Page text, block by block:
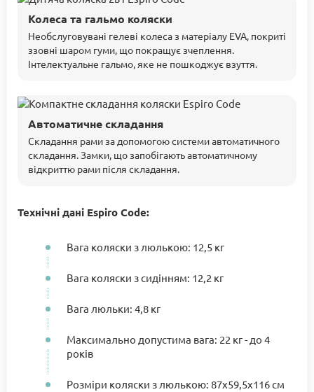
Колеса та гальмо коляски
Необслуговувані гелеві колеса з матеріалу EVA, покриті
ззовні шаром гуми, що покращує зчеплення.
Інтелектуальне гальмо, яке не пошкоджує взуття.
Автоматичне складання
Складання рами за допомогою системи автоматичного
складання. Замки, що запобігають автоматичному
відкриттю рами після складання.
Технічні дані Espiro Code:
Вага коляски з люлькою: 12,5 кг
Вага коляски з сидінням: 12,2 кг
Вага люльки: 4,8 кг
Максимально допустима вага: 22 кг - до 4
років
Розміри коляски з люлькою: 87x59,5x116 см